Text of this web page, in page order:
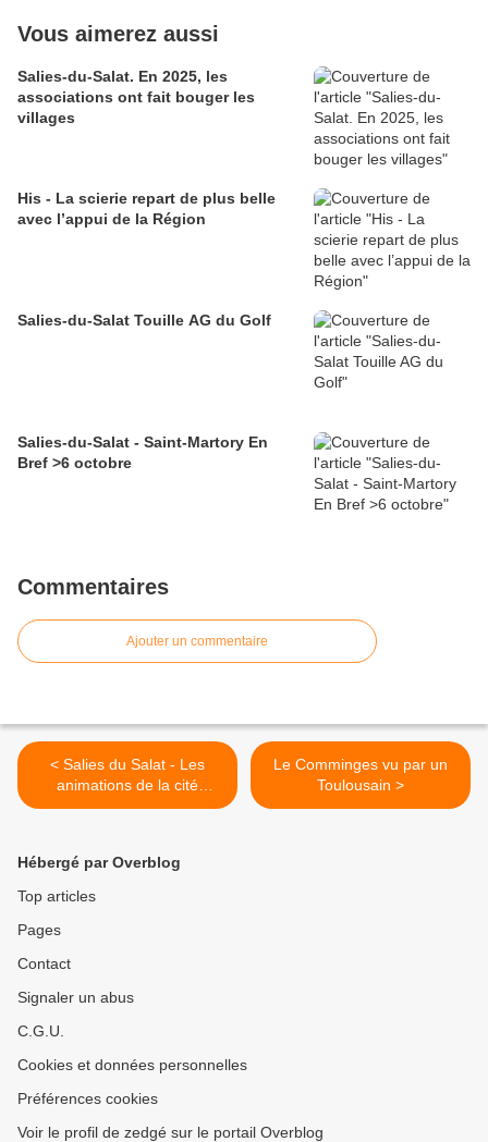
Vous aimerez aussi
Salies-du-Salat. En 2025, les
associations ont fait bouger les
villages
His - La scierie repart de plus belle
avec l’appui de la Région
Salies-du-Salat Touille AG du Golf
Salies-du-Salat - Saint-Martory En
Bref >6 octobre
Commentaires
Ajouter un commentaire
< Salies du Salat - Les
animations de la cité
thermale
Le Comminges vu par un
Toulousain >
Hébergé par Overblog
Top articles
Pages
Contact
Signaler un abus
C.G.U.
Cookies et données personnelles
Préférences cookies
Voir le profil de zedgé sur le portail Overblog